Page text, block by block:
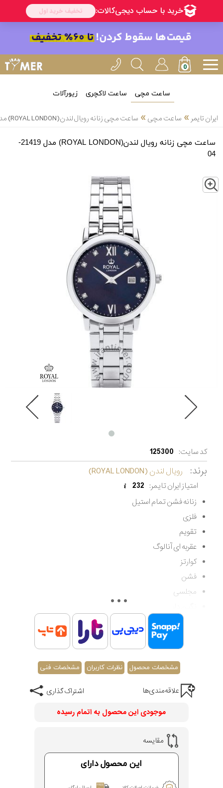
ساعت مچی ساعت لاکچری زیورآلات
ایران تایمر » ساعت مچی» ساعت مچی زنانه رویال لندن(ROYAL LONDON) مدل 21419-04
ساعت مچی زنانه رویال لندن(ROYAL LONDON) مدل 21419-
04
کد سایت: 125300
برند: رویال لندن (ROYAL LONDON)
امتیاز ایران تایمر: 232
زنانه فشن تمام استیل
فلزی
تقویم
عقربه ای آنالوگ
کوارتز
فشن
مجلسی
مقاوم در برابر آب تا 50 متر
اصالت کشور انگلستان
گارانتی مادام العمر اصالت کالا
مشخصات محصول نظرات کاربران مشخصات فنی
اشتراک گذاری
علاقه‌مندی‌ها
موجودی این محصول به اتمام رسیده
مقایسه
این محصول دارای